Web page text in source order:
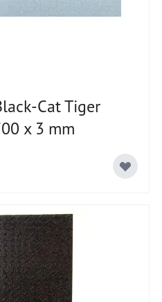
Cat Tiger
x 3 mm